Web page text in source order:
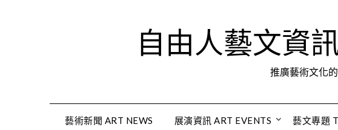
自由人藝文資
推廣藝術文化
藝術新聞 ART NEWS 展演資訊 ART EVENTS 藝文專題